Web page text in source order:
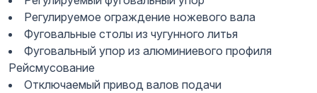
Регулируемое ограждение ножевого вала
Фуговальные столы из чугунного литья
Фуговальный упор из алюминиевого профиля
Рейсмусование
Отключаемый привод валов подачи